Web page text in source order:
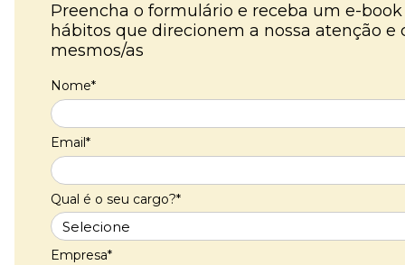
Preencha o formulário e receba um e-
hábitos que direcionem a nossa atenção e
mesmos/as
Nome*
Email*
Qual é o seu cargo?*
Empresa*